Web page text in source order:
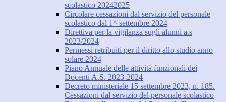
scolastico 20242025
Circolare cessazioni dal servizio del personale
scolastico dal 1^ settembre 2024
Direttiva per la vigilanza sugli alunni a.s
2023/2024
Permessi retribuiti per il diritto allo studio anno
solare 2024
Piano Annuale delle attività funzionali dei
Docenti A.S. 2023-2024
Decreto ministeriale 15 settembre 2023, n. 185.
Cessazioni dal servizio del personale scolastico